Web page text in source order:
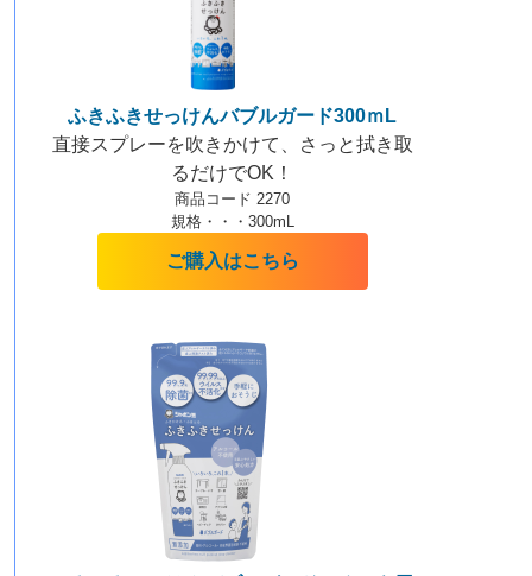
ふきふきせっけんバブルガード300ｍL
直接スプレーを吹きかけて、さっと拭き取
るだけでOK！
商品コード 2270
規格・・・300mL
ご購入はこちら